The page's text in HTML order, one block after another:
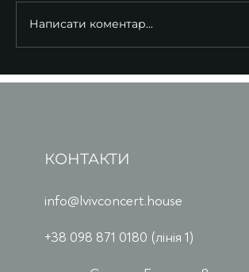
Написати коментар...
КОНТАКТИ
info@lvivconcert.house
+38 098 871 0180 (лінія 1)